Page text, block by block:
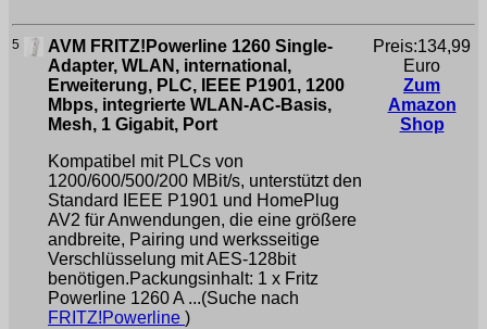
5
AVM FRITZ!Powerline 1260 Single-
Adapter, WLAN, international,
Erweiterung, PLC, IEEE P1901, 1200
Mbps, integrierte WLAN-AC-Basis,
Mesh, 1 Gigabit, Port
Kompatibel mit PLCs von
1200/600/500/200 MBit/s, unterstützt den
Standard IEEE P1901 und HomePlug
AV2 für Anwendungen, die eine größere
andbreite, Pairing und werksseitige
Verschlüsselung mit AES-128bit
benötigen.Packungsinhalt: 1 x Fritz
Powerline 1260 A ...(Suche nach
FRITZ!Powerline )
Preis:134,99
Euro
Zum
Amazon
Shop